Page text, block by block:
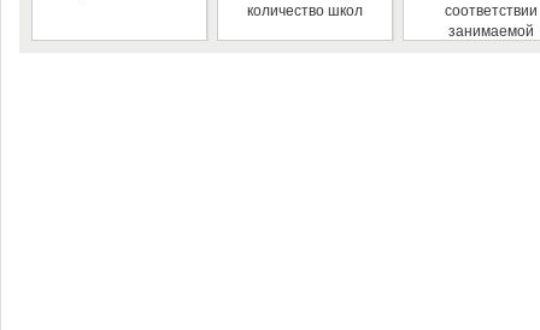
количество школ
соответствии
занимаемой